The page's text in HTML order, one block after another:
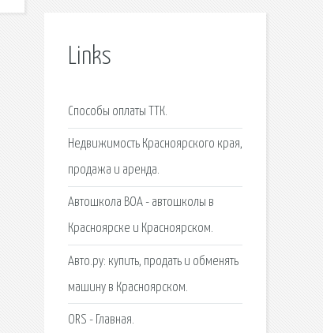
Links
Способы оплаты ТТК.
Недвижимость Красноярского края,
продажа и аренда.
Автошкола ВОА - автошколы в
Красноярске и Красноярском.
Авто.ру: купить, продать и обменять
машину в Красноярском.
ORS - Главная.